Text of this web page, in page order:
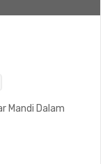
Mandi Dalam